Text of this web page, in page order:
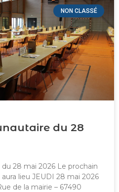
NON CLASSÉ
du 28
28 mai 2026 Le prochain
lieu JEUDI 28 mai 2026
de la mairie – 67490